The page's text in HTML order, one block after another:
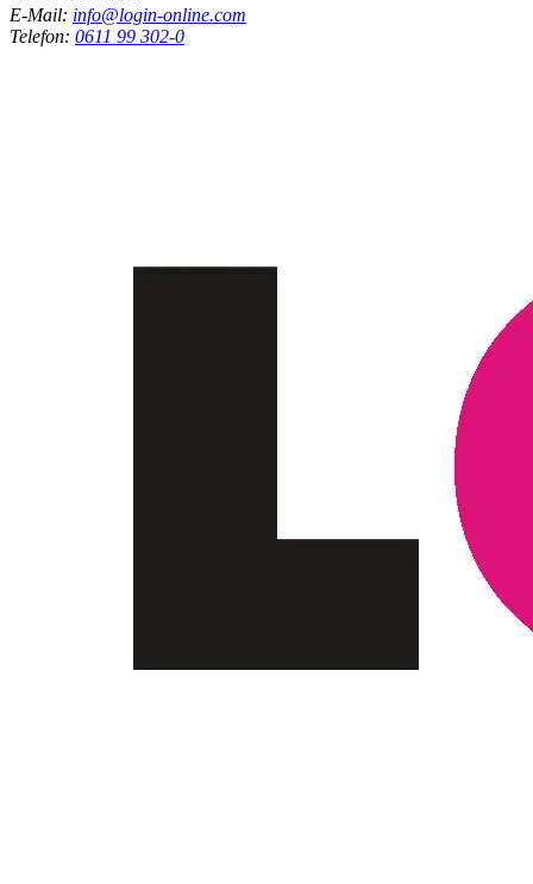
E-Mail: info@login-online.com
Telefon: 0611 99 302-0